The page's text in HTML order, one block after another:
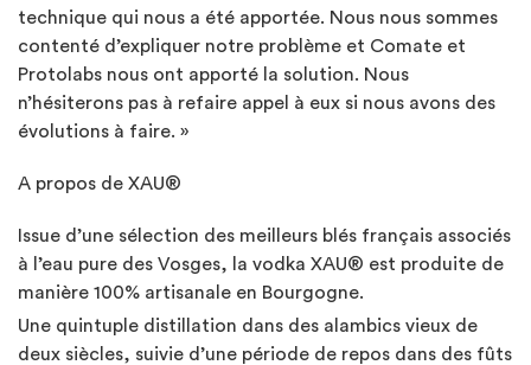
technique qui nous a été apportée. Nous nous sommes
contenté d’expliquer notre problème et Comate et
Protolabs nous ont apporté la solution. Nous
n’hésiterons pas à refaire appel à eux si nous avons des
évolutions à faire. »
A propos de XAU®
Issue d’une sélection des meilleurs blés français associés
à l’eau pure des Vosges, la vodka XAU® est produite de
manière 100% artisanale en Bourgogne.
Une quintuple distillation dans des alambics vieux de
deux siècles, suivie d’une période de repos dans des fûts